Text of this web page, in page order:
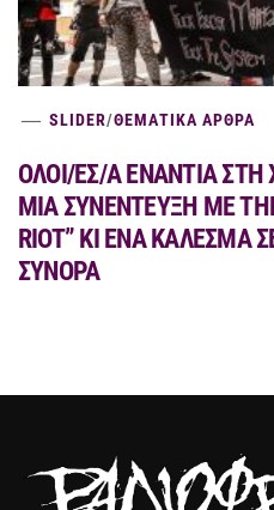
SLIDER/ΘΕΜΑΤΙΚΑ ΑΡΘΡΑ
ΟΛΟΙ/ΕΣ/Α ΕΝΑΝΤΙΑ
MIA ΣΥΝΕΝΤΕΥΞΗ ΜΕ
RIOT” ΚΙ ΕΝΑ ΚΑΛΕΣΜΑ
ΣΥΝΟΡΑ